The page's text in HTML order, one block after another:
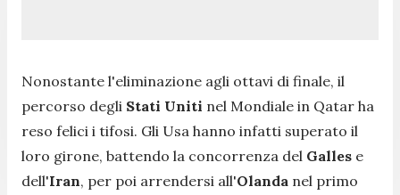
Nonostante l'eliminazione agli ottavi di finale, il
percorso degli Stati Uniti nel Mondiale in Qatar ha
reso felici i tifosi. Gli Usa hanno infatti superato il
loro girone, battendo la concorrenza del Galles e
dell'Iran, per poi arrendersi all'Olanda nel primo